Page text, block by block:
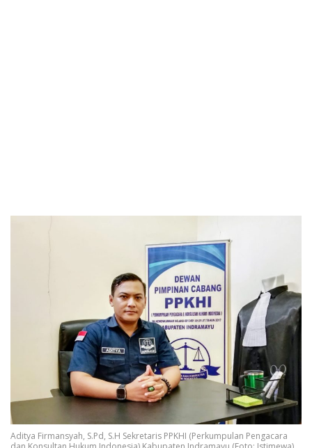
Aditya Firmansyah, S.Pd, S.H Sekretaris PPKHI (Perkumpulan Pengacara